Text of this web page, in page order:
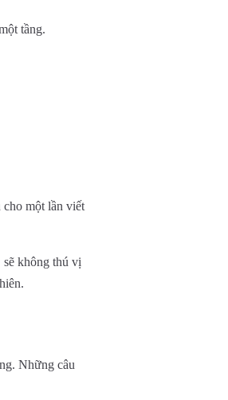
tầng.
cho một lần viết
không thú vị
Những câu